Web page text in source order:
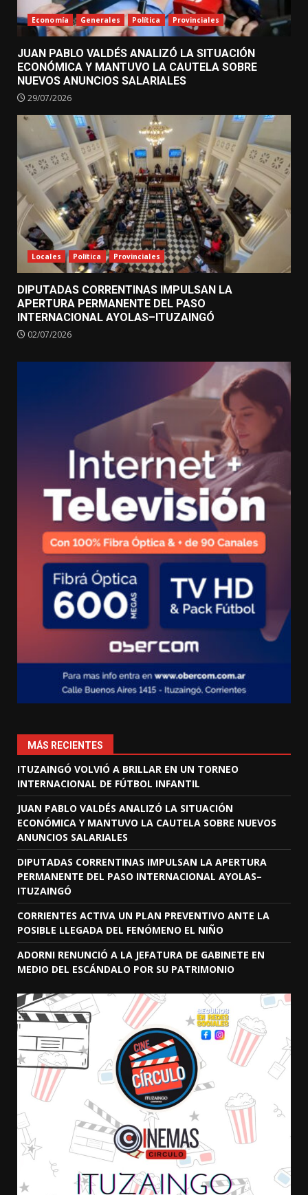
Economía Generales Política Provinciales
JUAN PABLO VALDÉS ANALIZÓ LA SITUACIÓN
ECONÓMICA Y MANTUVO LA CAUTELA SOBRE
NUEVOS ANUNCIOS SALARIALES
29/07/2026
Locales Política Provinciales
DIPUTADAS CORRENTINAS IMPULSAN LA
APERTURA PERMANENTE DEL PASO
INTERNACIONAL AYOLAS–ITUZAINGÓ
02/07/2026
MÁS RECIENTES
ITUZAINGÓ VOLVIÓ A BRILLAR EN UN TORNEO
INTERNACIONAL DE FÚTBOL INFANTIL
JUAN PABLO VALDÉS ANALIZÓ LA SITUACIÓN
ECONÓMICA Y MANTUVO LA CAUTELA SOBRE NUEVOS
ANUNCIOS SALARIALES
DIPUTADAS CORRENTINAS IMPULSAN LA APERTURA
PERMANENTE DEL PASO INTERNACIONAL AYOLAS–
ITUZAINGÓ
CORRIENTES ACTIVA UN PLAN PREVENTIVO ANTE LA
POSIBLE LLEGADA DEL FENÓMENO EL NIÑO
ADORNI RENUNCIÓ A LA JEFATURA DE GABINETE EN
MEDIO DEL ESCÁNDALO POR SU PATRIMONIO